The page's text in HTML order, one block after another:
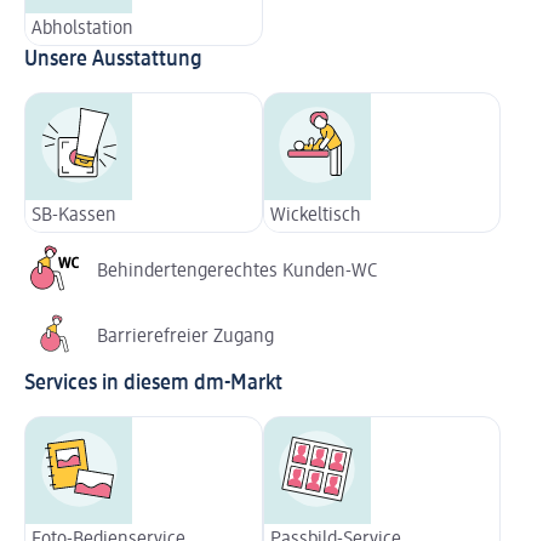
Abholstation
Unsere Ausstattung
SB-Kassen Wickeltisch
Behindertengerechtes Kunden-WC
Barrierefreier Zugang
Services in diesem dm-Markt